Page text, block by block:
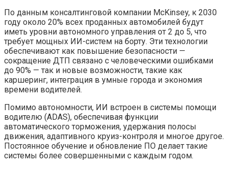
По данным консалтинговой компании McKinsey, к 2030
году около 20% всех проданных автомобилей будут
иметь уровни автономного управления от 2 до 5, что
требует мощных ИИ-систем на борту. Эти технологии
обеспечивают как повышение безопасности —
сокращение ДТП связано с человеческими ошибками
до 90% — так и новые возможности, такие как
каршеринг, интеграция в умные города и экономия
времени водителей.
Помимо автономности, ИИ встроен в системы помощи
водителю (ADAS), обеспечивая функции
автоматического торможения, удержания полосы
движения, адаптивного круиз-контроля и многое другое.
Постоянное обучение и обновление ПО делает такие
системы более совершенными с каждым годом.